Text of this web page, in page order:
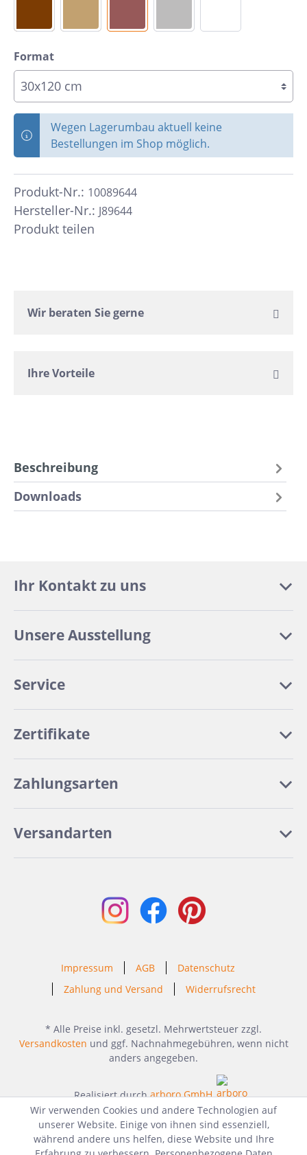
Format
Wegen Lagerumbau aktuell keine
Bestellungen im Shop möglich.
Hersteller-Nr.: J89644
Produkt-Nr.: 10089644
Produkt teilen
Wir beraten Sie gerne
Ihre Vorteile
Beschreibung
Downloads
Ihr Kontakt zu uns
Unsere Ausstellung
Service
Zertifikate
Zahlungsarten
Versandarten
Impressum AGB
Datenschutz
Zahlung und Versand
Widerrufsrecht
* Alle Preise inkl. gesetzl. Mehrwertsteuer zzgl.
Versandkosten und ggf. Nachnahmegebühren, wenn nicht
anders angegeben.
Realisiert durcharboro GmbH
Wir verwenden Cookies und andere Technologien auf
unserer Website. Einige von ihnen sind essenziell,
während andere uns helfen, diese Website und Ihre